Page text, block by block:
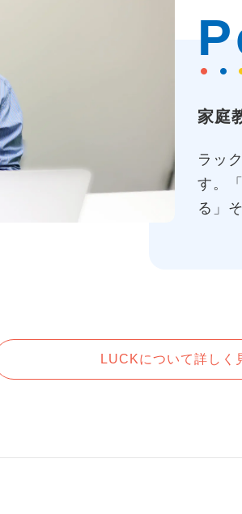
家庭
ラッ
す。
る」
LUCKについて詳しく